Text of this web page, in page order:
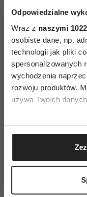
Odpowiedzialne
Wraz z naszymi
osobiste dane, np.
technologii jak pliki
spersonalizowanych
wychodzenia
rozwoju produktów.
używa Twoich
Jeśli wyrazisz na to
Gromadzić
geograficznej z
Identyfikować
(fingerprinting,
jedna ze
czuje się z
tego zmienić;
strona, która
głupio jej o
płacą oboje,
wywołuje
kłopotliwe
zrewanżować;
na etapie
bardziej